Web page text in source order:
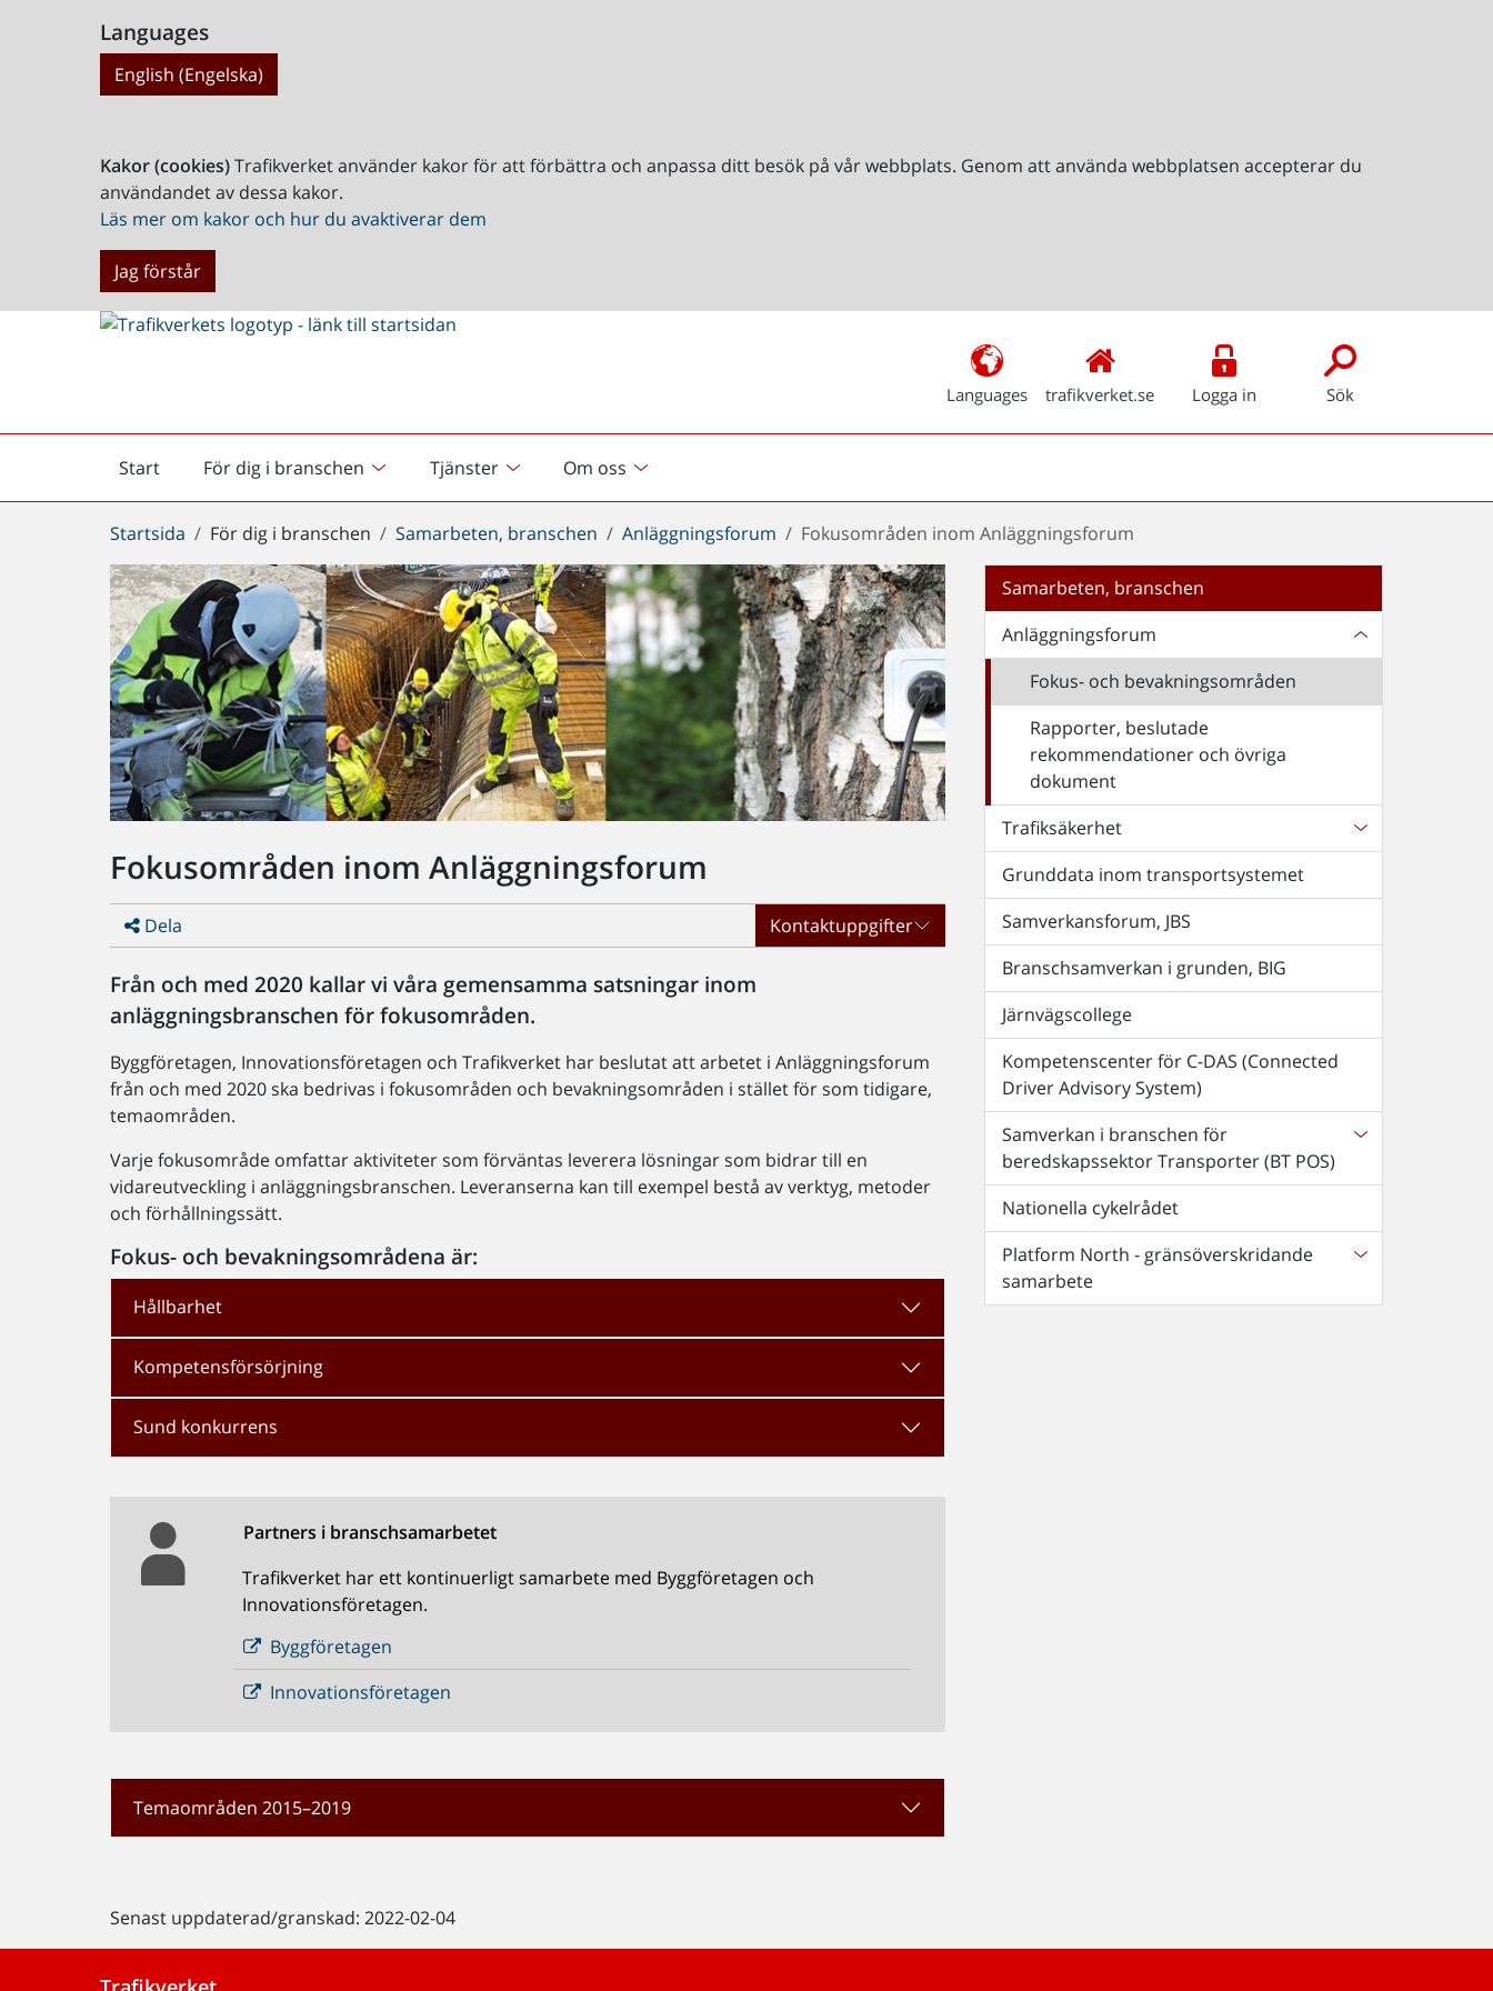
Languages
English (Engelska)
Kakor (cookies)Trafikverket använder kakor för att förbättra och anpassa ditt besök på vår webbplats. Genom att använda webbplatsen accepterar du
användandet av dessa kakor.
Läs mer om kakor och hur du avaktiverar dem
Jag förstår
Languages trafikverket.se Logga in Sök
Start
Startsida För dig i branschen Tjänster Om oss
Du
är
här:
Startsida För dig i branschen Samarbeten, branschen Anläggningsforum Fokusområden inom Anläggningsforum
Fokusområden inom Anläggningsforum
Dela Kontaktuppgifter
Från och med 2020 kallar vi våra gemensamma satsningar inom
anläggningsbranschen för fokusområden.
Byggföretagen, Innovationsföretagen och Trafikverket har beslutat att arbetet i Anläggningsforum
från och med 2020 ska bedrivas i fokusområden och bevakningsområden i stället för som tidigare,
temaområden.
Varje fokusområde omfattar aktiviteter som förväntas leverera lösningar som bidrar till en
vidareutveckling i anläggningsbranschen. Leveranserna kan till exempel bestå av verktyg, metoder
och förhållningssätt.
Fokus- och bevakningsområdena är:
Hållbarhet
Kompetensförsörjning
Sund konkurrens
Partners i branschsamarbetet
Trafikverket har ett kontinuerligt samarbete med Byggföretagen och
Innovationsföretagen.
Byggföretagen
Innovationsföretagen
Temaområden 2015–2019
Senast uppdaterad/granskad: 2022-02-04
Samarbeten, branschen
Anläggningsforum
Fokus- och bevakningsområden
Rapporter, beslutade
rekommendationer och övriga
dokument
Trafiksäkerhet
Grunddata inom transportsystemet
Samverkansforum, JBS
Branschsamverkan i grunden, BIG
Järnvägscollege
Kompetenscenter för C-DAS (Connected
Driver Advisory System)
Samverkan i branschen för
beredskapssektor Transporter (BT POS)
Nationella cykelrådet
Platform North - gränsöverskridande
samarbete